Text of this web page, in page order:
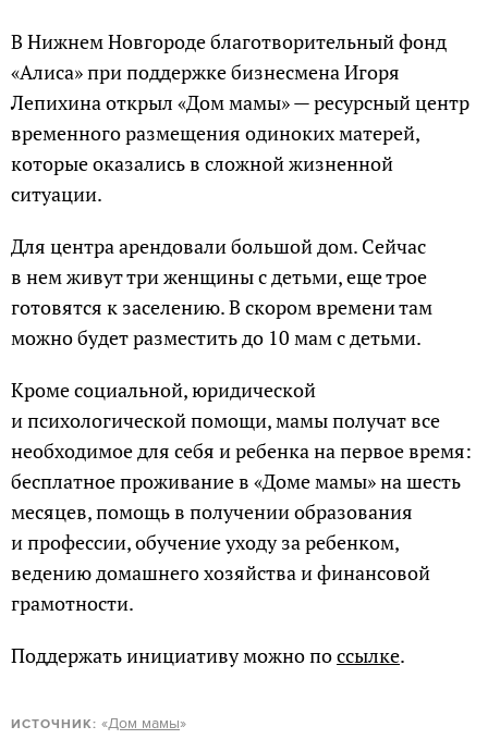
В Нижнем Новгороде благотворительный фонд
«Алиса» при поддержке бизнесмена Игоря
Лепихина открыл «Дом мамы» — ресурсный центр
временного размещения одиноких матерей,
которые оказались в сложной жизненной
ситуации.
Для центра арендовали большой дом. Сейчас
в нем живут три женщины с детьми, еще трое
готовятся к заселению. В скором времени там
можно будет разместить до 10 мам с детьми.
Кроме социальной, юридической
и психологической помощи, мамы получат все
необходимое для себя и ребенка на первое время:
бесплатное проживание в «Доме мамы» на шесть
месяцев, помощь в получении образования
и профессии, обучение уходу за ребенком,
ведению домашнего хозяйства и финансовой
грамотности.
Поддержать инициативу можно поссылке.
ИСТОЧНИК: «Дом мамы»